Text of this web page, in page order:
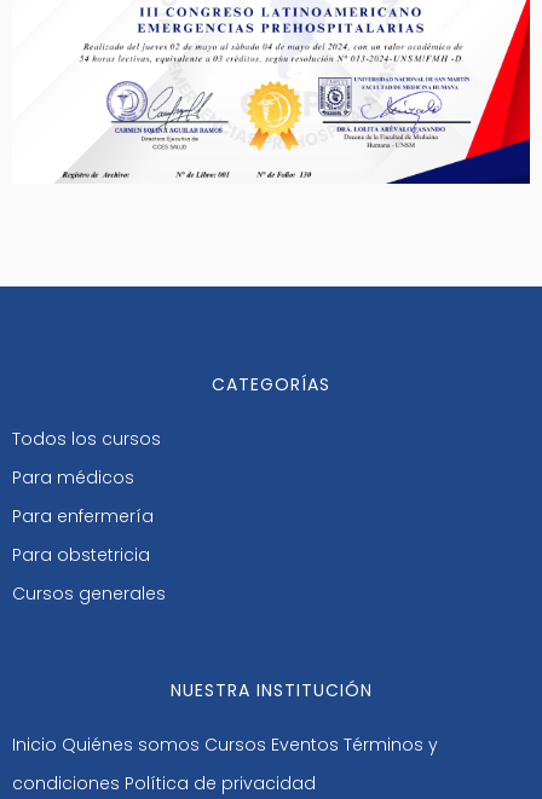
CATEGORÍAS
Todos los cursos
Para médicos
Para enfermería
Para obstetricia
Cursos generales
NUESTRA INSTITUCIÓN
Inicio Quiénes somos Cursos Eventos Términos y
condiciones Política de privacidad